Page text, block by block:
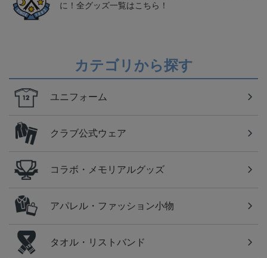
に！全グッズ一覧はこちら！
カテゴリから探す
ユニフォーム
クラブ公式ウェア
コラボ・メモリアルグッズ
アパレル・ファッション小物
タオル・リストバンド